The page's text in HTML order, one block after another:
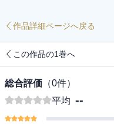
作品詳細ページへ戻る
この作品の1巻へ
総合評価 （0件）
平均 --